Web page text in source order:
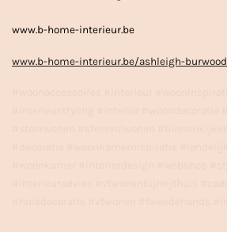
www.b-home-interieur.be
www.b-home-interieur.be/ashleigh-burwood